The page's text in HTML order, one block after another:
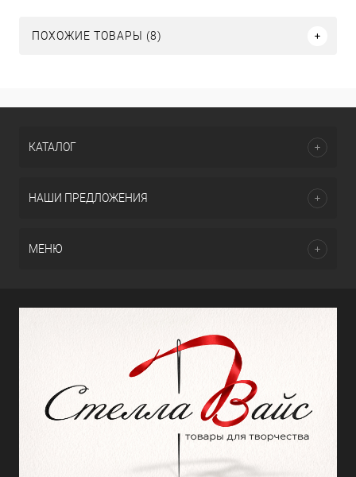
ПОХОЖИЕ ТОВАРЫ (8)
КАТАЛОГ
НАШИ ПРЕДЛОЖЕНИЯ
МЕНЮ